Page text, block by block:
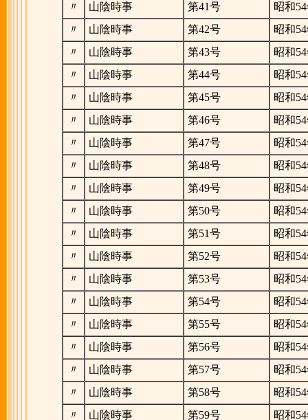
〃
山陰時事 第41号
昭和
〃
山陰時事 第42号
昭和
〃
山陰時事 第43号
昭和
〃
山陰時事 第44号
昭和
〃
山陰時事 第45号
昭和
〃
山陰時事 第46号
昭和
〃
山陰時事 第47号
昭和
〃
山陰時事 第48号
昭和
〃
山陰時事 第49号
昭和
〃
山陰時事 第50号
昭和
〃
山陰時事 第51号
昭和
〃
山陰時事 第52号
昭和
〃
山陰時事 第53号
昭和
〃
山陰時事 第54号
昭和
〃
山陰時事 第55号
昭和
〃
山陰時事 第56号
昭和
〃
山陰時事 第57号
昭和
〃
山陰時事 第58号
昭和
〃
山陰時事 第59号
昭和